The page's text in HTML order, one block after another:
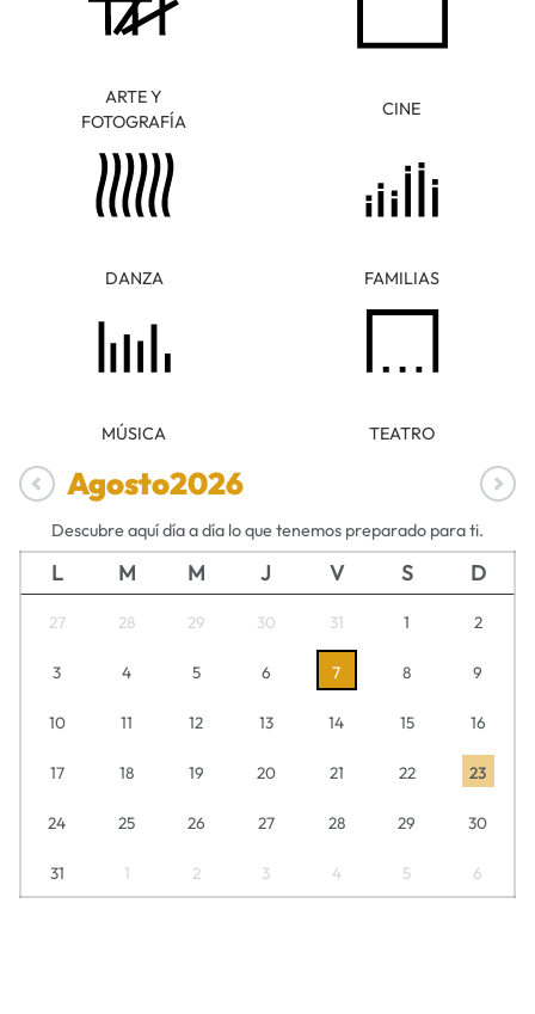
ARTE Y
FOTOGRAFÍA
CINE
DANZA FAMILIAS
MÚSICA TEATRO
Agosto2026
Descubre aquí día a día lo que tenemos preparado para ti.
L M M J V S D
27 28 29 30 31 1 2
3 4 5 6 7 8 9
10 11 12 13 14 15 16
17 18 19 20 21 22 23
24 25 26 27 28 29 30
31 1 2 3 4 5 6